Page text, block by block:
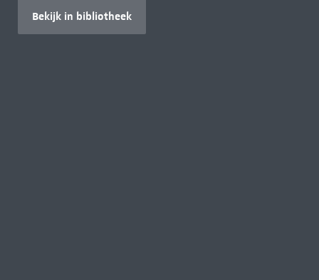
Bekijk in bibliotheek